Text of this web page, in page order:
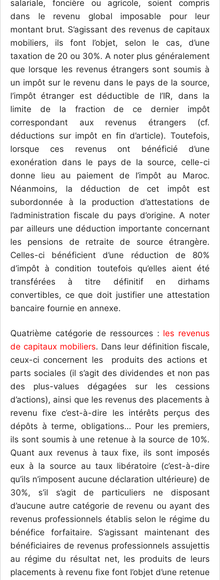
salariale, foncière ou agricole, soient compris
dans le revenu global imposable pour leur
montant brut. S’agissant des revenus de capitaux
mobiliers, ils font l’objet, selon le cas, d’une
taxation de 20 ou 30%. A noter plus généralement
que lorsque les revenus étrangers sont soumis à
un impôt sur le revenu dans le pays de la source,
l’impôt étranger est déductible de l’IR, dans la
limite de la fraction de ce dernier impôt
correspondant aux revenus étrangers (cf.
déductions sur impôt en fin d’article). Toutefois,
lorsque ces revenus ont bénéficié d’une
exonération dans le pays de la source, celle-ci
donne lieu au paiement de l’impôt au Maroc.
Néanmoins, la déduction de cet impôt est
subordonnée à la production d’attestations de
l’administration fiscale du pays d’origine. A noter
par ailleurs une déduction importante concernant
les pensions de retraite de source étrangère.
Celles-ci bénéficient d’une réduction de 80%
d’impôt à condition toutefois qu’elles aient été
transférées à titre définitif en dirhams
convertibles, ce que doit justifier une attestation
bancaire fournie en annexe.
Quatrième catégorie de ressources : les revenus
de capitaux mobiliers. Dans leur définition fiscale,
ceux-ci concernent les produits des actions et
parts sociales (il s’agit des dividendes et non pas
des plus-values dégagées sur les cessions
d’actions), ainsi que les revenus des placements à
revenu fixe c’est-à-dire les intérêts perçus des
dépôts à terme, obligations… Pour les premiers,
ils sont soumis à une retenue à la source de 10%.
Quant aux revenus à taux fixe, ils sont imposés
eux à la source au taux libératoire (c’est-à-dire
qu’ils n’imposent aucune déclaration ultérieure) de
30%, s’il s’agit de particuliers ne disposant
d’aucune autre catégorie de revenu ou ayant des
revenus professionnels établis selon le régime du
bénéfice forfaitaire. S’agissant maintenant des
bénéficiaires de revenus professionnels assujettis
au régime du résultat net, les produits de leurs
placements à revenu fixe font l’objet d’une retenue